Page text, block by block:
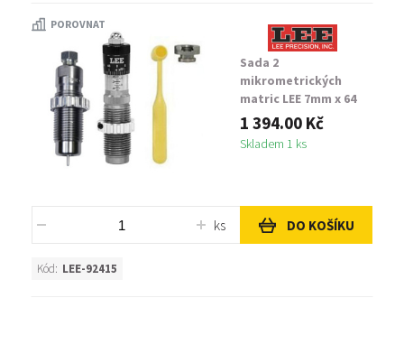
POROVNAT
Sada 2
mikrometrických
matric LEE 7mm x 64
Brenneke
1 394.00 Kč
Skladem 1 ks
ks DO KOŠÍKU
Kód: LEE-92415